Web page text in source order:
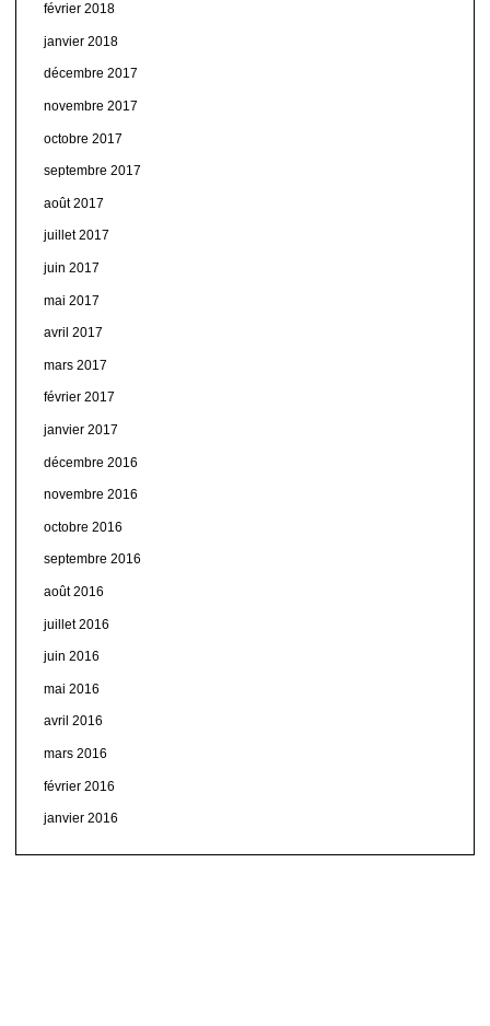
février 2018
janvier 2018
décembre 2017
novembre 2017
octobre 2017
septembre 2017
août 2017
juillet 2017
juin 2017
mai 2017
avril 2017
mars 2017
février 2017
janvier 2017
décembre 2016
novembre 2016
octobre 2016
septembre 2016
août 2016
juillet 2016
juin 2016
mai 2016
avril 2016
mars 2016
février 2016
janvier 2016